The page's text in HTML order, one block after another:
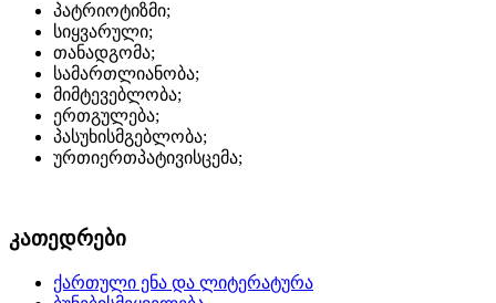
პატრიოტიზმი;
სიყვარული;
თანადგომა;
სამართლიანობა;
მიმტევებლობა;
ერთგულება;
პასუხისმგებლობა;
ურთიერთპატივისცემა;
კათედრები
ქართული ენა და ლიტერატურა